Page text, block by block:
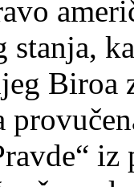
stanja,
Biroa